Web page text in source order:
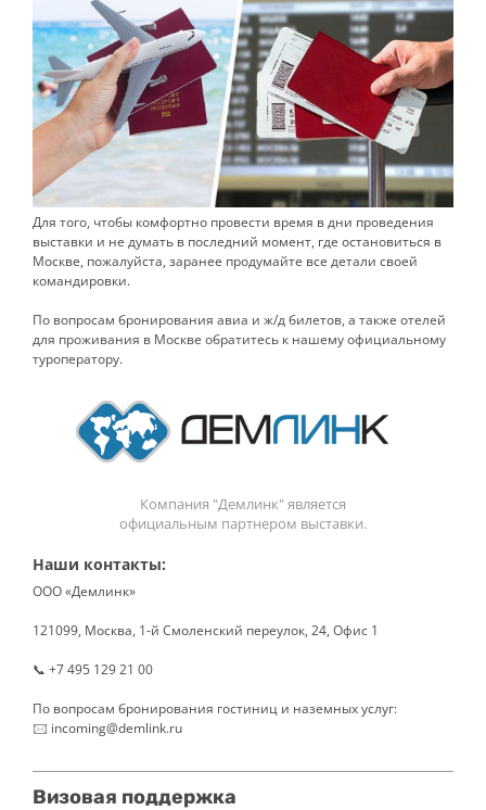
Для того, чтобы комфортно провести время в дни проведения
выставки и не думать в последний момент, где остановиться в
Москве, пожалуйста, заранее продумайте все детали своей
командировки.
По вопросам бронирования авиа и ж/д билетов, а также отелей
для проживания в Москве обратитесь к нашему официальному
туроператору.
Компания "Демлинк" является
официальным партнером выставки.
Наши контакты:
ООО «Демлинк»
121099, Москва, 1-й Смоленский переулок, 24, Офис 1
📞 +7 495 129 21 00
По вопросам бронирования гостиниц и наземных услуг:
🖂 incoming@demlink.ru
Визовая поддержка